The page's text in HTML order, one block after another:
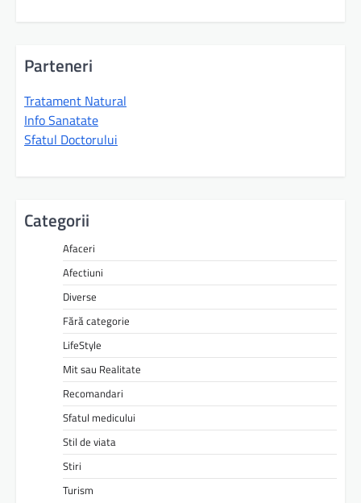
Parteneri
Tratament Natural
Info Sanatate
Sfatul Doctorului
Categorii
Afaceri
Afectiuni
Diverse
Fără categorie
LifeStyle
Mit sau Realitate
Recomandari
Sfatul medicului
Stil de viata
Stiri
Turism